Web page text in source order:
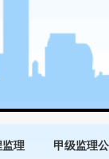
监理 甲级监理